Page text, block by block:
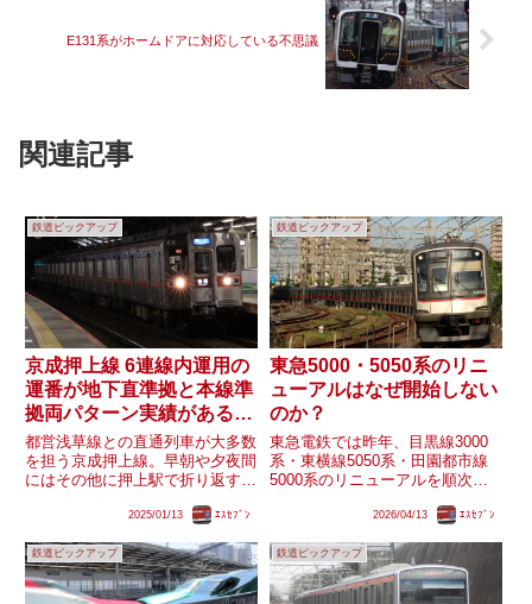
E131系がホームドアに対応している不思議
関連記事
鉄道ピックアップ
京成押上線 6連線内運用の
運番が地下直準拠と本線準
拠両パターン実績がある理
由は？
都営浅草線との直通列車が大多数
を担う京成押上線。早朝や夕夜間
にはその他に押上駅で折り返す運
日に設定されている押上折り返し
での定期運用となっています。こ
の｢97K｣は運番の付番方...
2025/01/13 ｴｽｾﾌﾞﾝ
鉄道ピックアップ
東急5000・5050系のリニ
ューアルはなぜ開始しない
のか？
東急電鉄では昨年、目黒線3000
系・東横線5050系・田園都市線
5000系のリニューアルを順次す
ニューアルが始まっています。し
5050系と2026年春頃とされてい
た5000系で...
2026/04/13 ｴｽｾﾌﾞﾝ
鉄道ピックアップ 鉄道ピックアップ